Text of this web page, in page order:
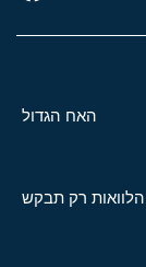
האח הגדול
הלוואות רק תבקש